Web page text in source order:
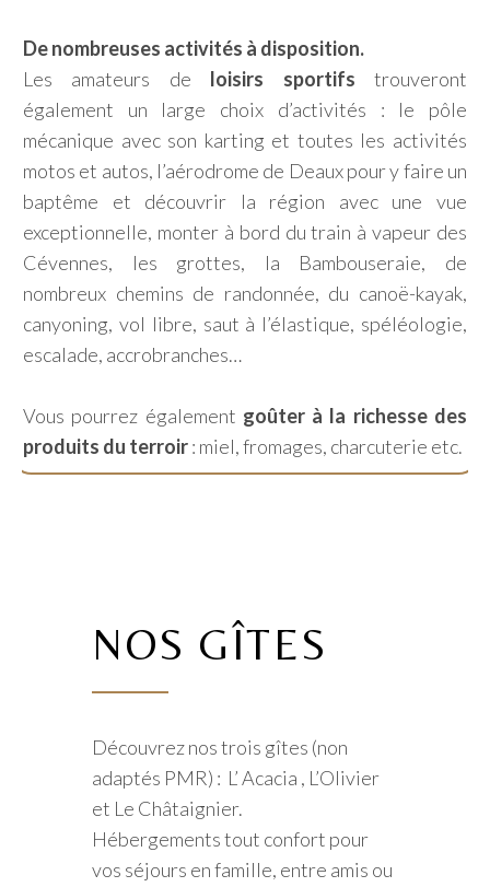
De nombreuses activités à disposition.
Les amateurs de loisirs sportifs trouveront
également un large choix d’activités : le pôle
mécanique avec son karting et toutes les activités
motos et autos, l’aérodrome de Deaux pour y faire un
baptême et découvrir la région avec une vue
exceptionnelle, monter à bord du train à vapeur des
Cévennes, les grottes, la Bambouseraie, de
nombreux chemins de randonnée, du canoë-kayak,
canyoning, vol libre, saut à l’élastique, spéléologie,
escalade, accrobranches…
Vous pourrez également goûter à la richesse des
produits du terroir: miel, fromages, charcuterie etc.
NOS GÎTES
Découvrez nos trois gîtes (non
adaptés PMR) : L’ Acacia , L’Olivier
et Le Châtaignier.
Hébergements tout confort pour
vos séjours en famille, entre amis ou